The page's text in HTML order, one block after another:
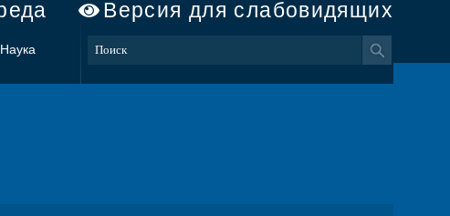
Версия для слабовидящих
Наука